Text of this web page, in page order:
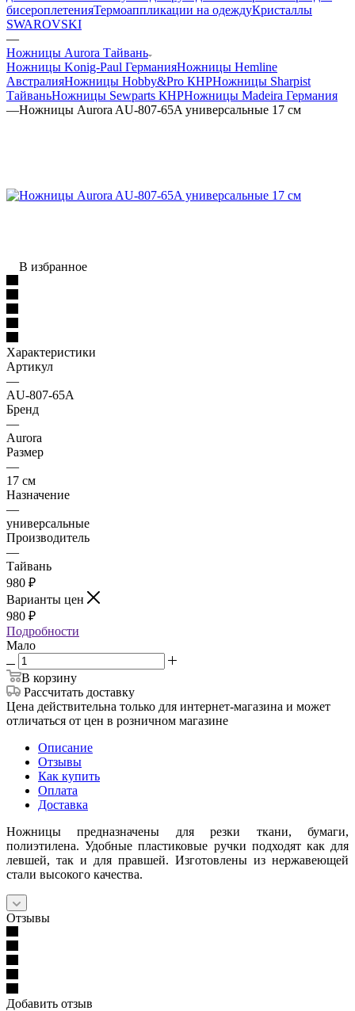
бисероплетенияТермоаппликации на одеждуКристаллы
SWAROVSKI
—
Ножницы Aurora Тайвань
Ножницы Konig-Paul ГерманияНожницы Hemline
АвстралияНожницы Hobby&Pro КНРНожницы Sharpist
ТайваньНожницы Sewparts КНРНожницы Madeira Германия
—Ножницы Aurora AU-807-65A универсальные 17 см
В избранное
Характеристики
Артикул
—
AU-807-65A
Бренд
—
Aurora
Размер
—
17 см
Назначение
—
универсальные
Производитель
—
Тайвань
980 ₽
Варианты цен
980 ₽
Подробности
Мало
В корзину
Рассчитать доставку
Цена действительна только для интернет-магазина и может
отличаться от цен в розничном магазине
Описание
Отзывы
Как купить
Оплата
Доставка
Ножницы предназначены для резки ткани, бумаги,
полиэтилена. Удобные пластиковые ручки подходят как для
левшей, так и для правшей. Изготовлены из нержавеющей
стали высокого качества.
Отзывы
Добавить отзыв